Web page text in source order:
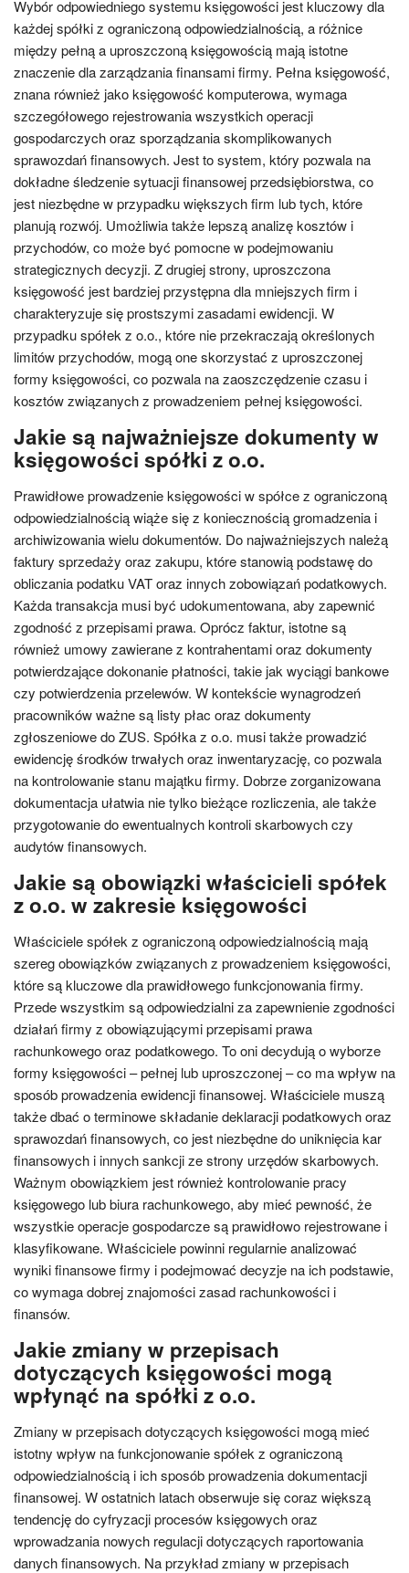
Wybór odpowiedniego systemu księgowości jest kluczowy dla
każdej spółki z ograniczoną odpowiedzialnością, a różnice
między pełną a uproszczoną księgowością mają istotne
znaczenie dla zarządzania finansami firmy. Pełna księgowość,
znana również jako księgowość komputerowa, wymaga
szczegółowego rejestrowania wszystkich operacji
gospodarczych oraz sporządzania skomplikowanych
sprawozdań finansowych. Jest to system, który pozwala na
dokładne śledzenie sytuacji finansowej przedsiębiorstwa, co
jest niezbędne w przypadku większych firm lub tych, które
planują rozwój. Umożliwia także lepszą analizę kosztów i
przychodów, co może być pomocne w podejmowaniu
strategicznych decyzji. Z drugiej strony, uproszczona
księgowość jest bardziej przystępna dla mniejszych firm i
charakteryzuje się prostszymi zasadami ewidencji. W
przypadku spółek z o.o., które nie przekraczają określonych
limitów przychodów, mogą one skorzystać z uproszczonej
formy księgowości, co pozwala na zaoszczędzenie czasu i
kosztów związanych z prowadzeniem pełnej księgowości.
Jakie są najważniejsze dokumenty w
księgowości spółki z o.o.
Prawidłowe prowadzenie księgowości w spółce z ograniczoną
odpowiedzialnością wiąże się z koniecznością gromadzenia i
archiwizowania wielu dokumentów. Do najważniejszych należą
faktury sprzedaży oraz zakupu, które stanowią podstawę do
obliczania podatku VAT oraz innych zobowiązań podatkowych.
Każda transakcja musi być udokumentowana, aby zapewnić
zgodność z przepisami prawa. Oprócz faktur, istotne są
również umowy zawierane z kontrahentami oraz dokumenty
potwierdzające dokonanie płatności, takie jak wyciągi bankowe
czy potwierdzenia przelewów. W kontekście wynagrodzeń
pracowników ważne są listy płac oraz dokumenty
zgłoszeniowe do ZUS. Spółka z o.o. musi także prowadzić
ewidencję środków trwałych oraz inwentaryzację, co pozwala
na kontrolowanie stanu majątku firmy. Dobrze zorganizowana
dokumentacja ułatwia nie tylko bieżące rozliczenia, ale także
przygotowanie do ewentualnych kontroli skarbowych czy
audytów finansowych.
Jakie są obowiązki właścicieli spółek
z o.o. w zakresie księgowości
Właściciele spółek z ograniczoną odpowiedzialnością mają
szereg obowiązków związanych z prowadzeniem księgowości,
które są kluczowe dla prawidłowego funkcjonowania firmy.
Przede wszystkim są odpowiedzialni za zapewnienie zgodności
działań firmy z obowiązującymi przepisami prawa
rachunkowego oraz podatkowego. To oni decydują o wyborze
formy księgowości – pełnej lub uproszczonej – co ma wpływ na
sposób prowadzenia ewidencji finansowej. Właściciele muszą
także dbać o terminowe składanie deklaracji podatkowych oraz
sprawozdań finansowych, co jest niezbędne do uniknięcia kar
finansowych i innych sankcji ze strony urzędów skarbowych.
Ważnym obowiązkiem jest również kontrolowanie pracy
księgowego lub biura rachunkowego, aby mieć pewność, że
wszystkie operacje gospodarcze są prawidłowo rejestrowane i
klasyfikowane. Właściciele powinni regularnie analizować
wyniki finansowe firmy i podejmować decyzje na ich podstawie,
co wymaga dobrej znajomości zasad rachunkowości i
finansów.
Jakie zmiany w przepisach
dotyczących księgowości mogą
wpłynąć na spółki z o.o.
Zmiany w przepisach dotyczących księgowości mogą mieć
istotny wpływ na funkcjonowanie spółek z ograniczoną
odpowiedzialnością i ich sposób prowadzenia dokumentacji
finansowej. W ostatnich latach obserwuje się coraz większą
tendencję do cyfryzacji procesów księgowych oraz
wprowadzania nowych regulacji dotyczących raportowania
danych finansowych. Na przykład zmiany w przepisach